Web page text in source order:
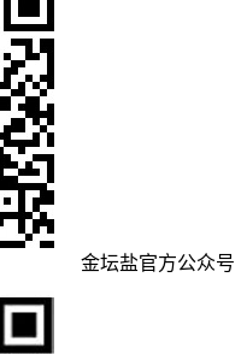
金坛盐官方公众号